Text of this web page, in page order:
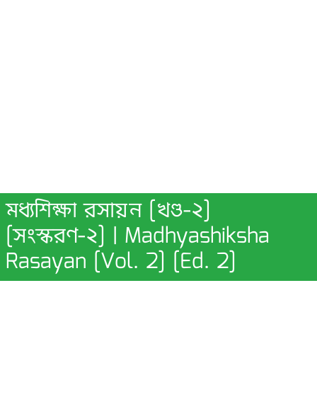
মধ্যশিক্ষা রসায়ন [খণ্ড-২]
[সংস্করণ-২] | Madhyashiksha
Rasayan [Vol. 2] [Ed. 2]